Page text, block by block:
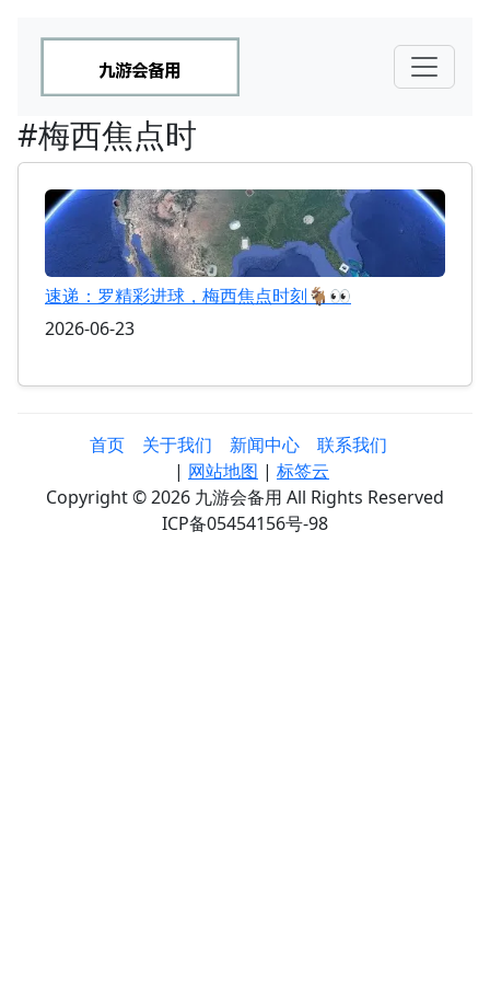
#梅西焦点时
速递：罗精彩进球，梅西焦点时刻🐐👀
2026-06-23
首页 关于我们 新闻中心
联系我们
| 网站地图 | 标签云
Copyright © 2026 九游会备用 All Rights Reserved
ICP备05454156号-98